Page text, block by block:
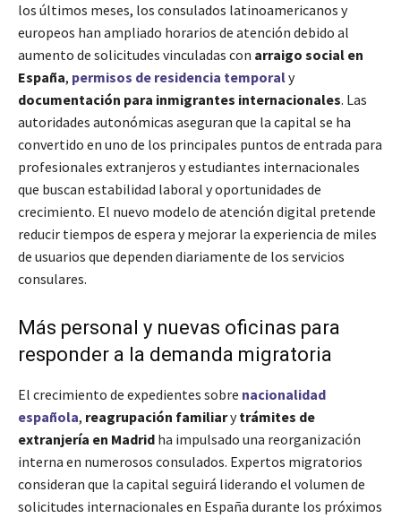
los últimos meses, los consulados latinoamericanos y
europeos han ampliado horarios de atención debido al
aumento de solicitudes vinculadas con arraigo social en
España, permisos de residencia temporaly
documentación para inmigrantes internacionales. Las
autoridades autonómicas aseguran que la capital se ha
convertido en uno de los principales puntos de entrada para
profesionales extranjeros y estudiantes internacionales
que buscan estabilidad laboral y oportunidades de
crecimiento. El nuevo modelo de atención digital pretende
reducir tiempos de espera y mejorar la experiencia de miles
de usuarios que dependen diariamente de los servicios
consulares.
Más personal y nuevas oficinas para
responder a la demanda migratoria
El crecimiento de expedientes sobre nacionalidad
española, reagrupación familiarytrámites de
extranjería en Madrid ha impulsado una reorganización
interna en numerosos consulados. Expertos migratorios
consideran que la capital seguirá liderando el volumen de
solicitudes internacionales en España durante los próximos